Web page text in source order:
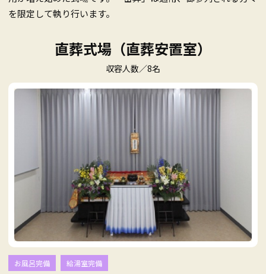
を限定して執り行います。
直葬式場（直葬安置室）
収容人数／8名
お風呂完備 給湯室完備